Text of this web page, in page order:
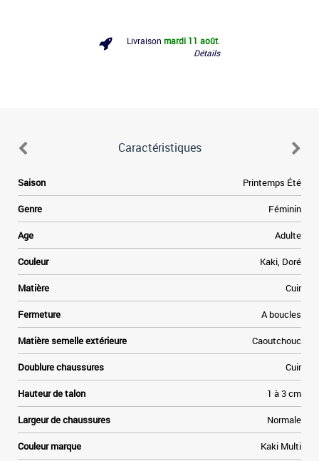
Livraison mardi 11 août
Détails
Caractéristiques
Saison Printemps Été
Genre Féminin
Age Adulte
Couleur Kaki, Doré
Matière Cuir
Fermeture A boucles
Matière semelle extérieure Caoutchouc
Doublure chaussures Cuir
Hauteur de talon 1 à 3 cm
Largeur de chaussures Normale
Couleur marque Kaki Multi